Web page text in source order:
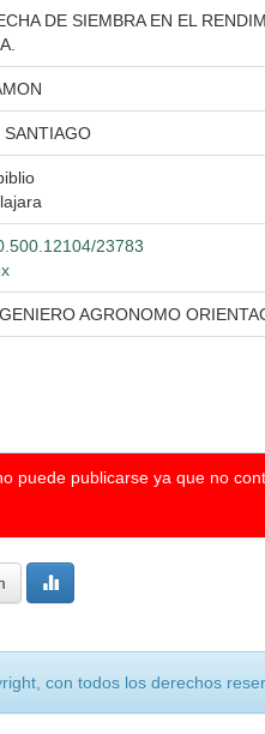
DE SIEMBRA EN EL
SANTIAGO
23783
AGRONOMO
puede publicarse ya que no
con todos los derechos